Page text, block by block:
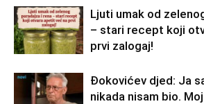
Ljuti umak od
– stari recept koji
prvi zalogaj!
Đokovićev djed: Ja
nikada nisam bio.